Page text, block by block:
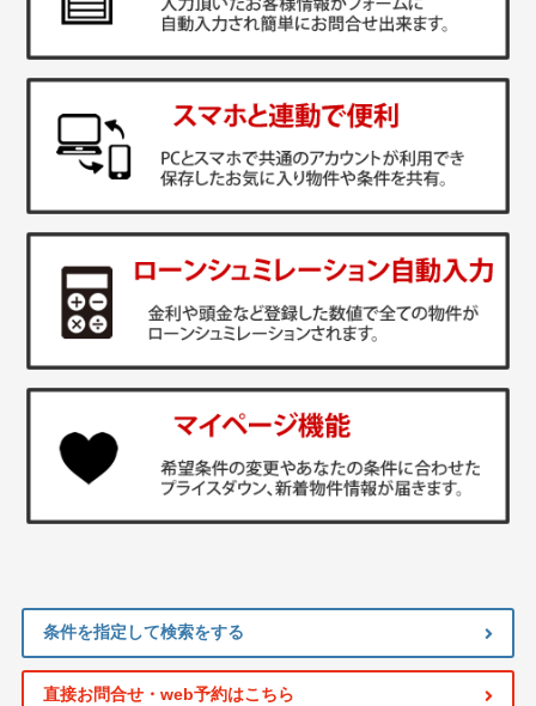
条件を指定して検索をする
直接お問合せ・web予約はこちら